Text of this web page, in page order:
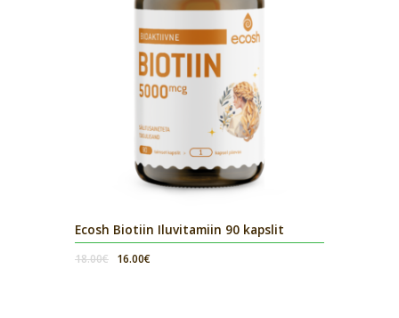
Ecosh Biotiin Iluvitamiin 90 kapslit
18.00€ Algne
16.00€Current